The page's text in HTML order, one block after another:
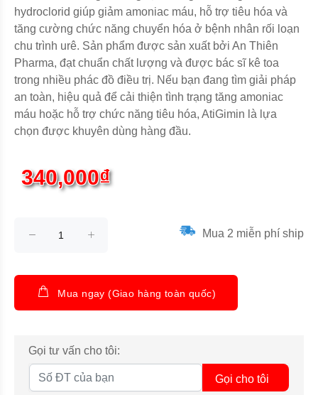
hydroclorid giúp giảm amoniac máu, hỗ trợ tiêu hóa và
tăng cường chức năng chuyển hóa ở bệnh nhân rối loạn
chu trình urê. Sản phẩm được sản xuất bởi An Thiên
Pharma, đạt chuẩn chất lượng và được bác sĩ kê toa
trong nhiều phác đồ điều trị. Nếu bạn đang tìm giải pháp
an toàn, hiệu quả để cải thiện tình trạng tăng amoniac
máu hoặc hỗ trợ chức năng tiêu hóa, AtiGimin là lựa
chọn được khuyên dùng hàng đầu.
340,000₫
Mua 2 miễn phí ship
Mua ngay (Giao hàng toàn quốc)
Gọi tư vấn cho tôi:
Gọi cho tôi